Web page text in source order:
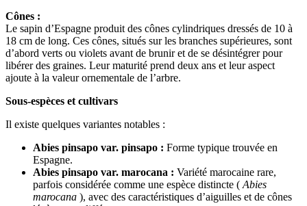
Cônes :
Le sapin d’Espagne produit des cônes cylindriques dressés de 10 à
18 cm de long. Ces cônes, situés sur les branches supérieures, sont
d’abord verts ou violets avant de brunir et de se désintégrer pour
libérer des graines. Leur maturité prend deux ans et leur aspect
ajoute à la valeur ornementale de l’arbre.
Sous-espèces et cultivars
Il existe quelques variantes notables :
Abies pinsapo var. pinsapo : Forme typique trouvée en
Espagne.
Abies pinsapo var. marocana : Variété marocaine rare,
parfois considérée comme une espèce distincte ( Abies
marocana ), avec des caractéristiques d’aiguilles et de cônes